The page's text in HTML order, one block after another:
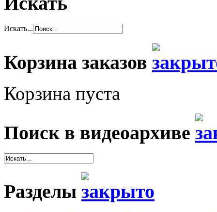
Искать...
Корзина заказов
Корзина пуста
Поиск в видеоархиве
Разделы